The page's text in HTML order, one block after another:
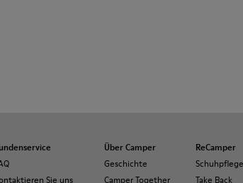
Sie uns
Über Camper
Geschichte
Camper Together
ReCamper
Schuhpflege
Take Back